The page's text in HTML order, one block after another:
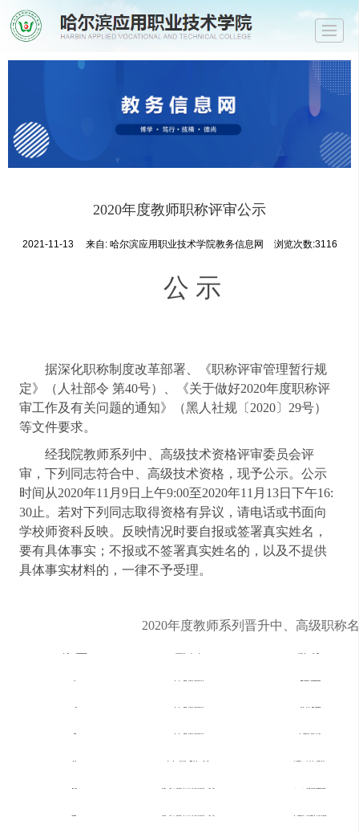
部门简介 学院首页
2020年度教师职称评审公示
2021-11-13 来自: 哈尔滨应用职业技术学院教务信息网 浏览次数:3116
公 示
据深化职称制度改革部署、《职称评审管理暂行规
定》（人社部令 第40号）、《关于做好2020年度职称评
审工作及有关问题的通知》（黑人社规〔 2020〕 29号）
等文件要求。
经我院教师系列中、高级技术资格评审委员会评
审，下列同志符合中、高级技术资格，现予公示。公示
时间从2020年11 月9日上午9:00至2020年11 月 13日下午16:
30止。若对下列同志取得资格有异议，请电话或书面向
学校师资科反映。反映情况时要自报或签署真实姓名，
要有具体事实；不报或不签署真实姓名的，以及不提供
具体事实材料的，一律不予受理。
2020年度教师系列晋升中、高级职称
序 号 部 门 姓 名
1
基础部
杜云
2
基础部
刘杨
3
基础部
张鹤
4
计算机系
李洪辉
5
经济管理系
贾智茹
6
经济管理系
张涵舒